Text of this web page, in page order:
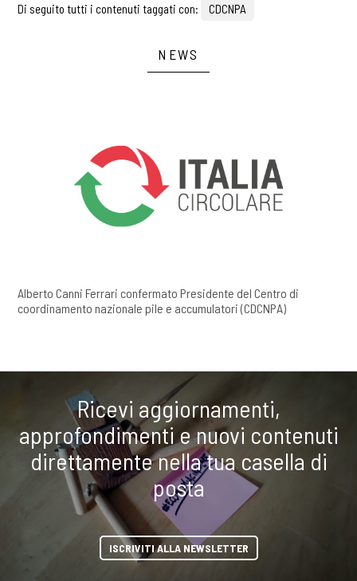
Di seguito tutti i contenuti taggati con: CDCNPA
NEWS
Alberto Canni Ferrari confermato Presidente del Centro di
coordinamento nazionale pile e accumulatori (CDCNPA)
Ricevi aggiornamenti,
approfondimenti e nuovi contenuti
direttamente nella tua casella di
posta
ISCRIVITI ALLA NEWSLETTER